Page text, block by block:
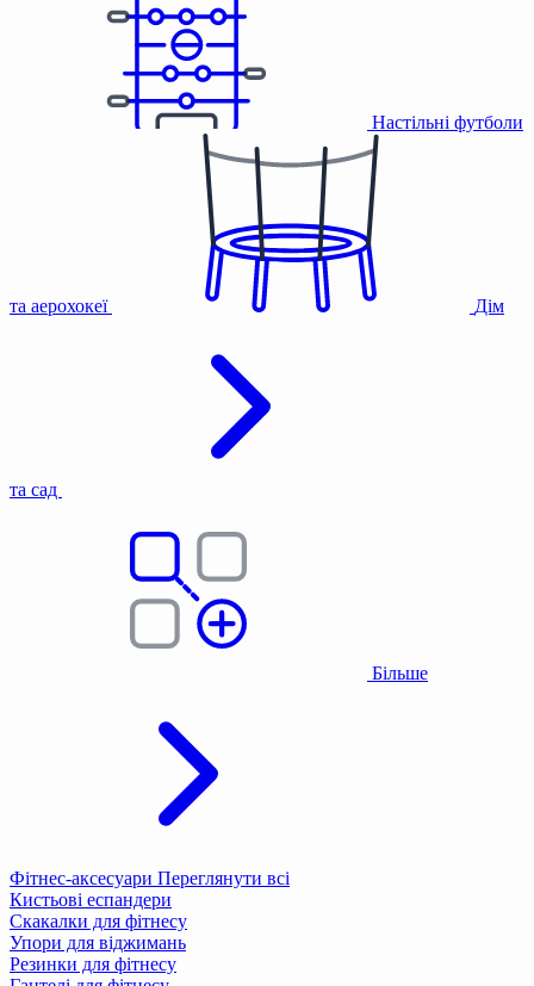
Настільні футболи
та аерохокеї Дім
та сад
Більше
Фітнес-аксесуари Переглянути всі
Кистьові еспандери
Скакалки для фітнесу
Упори для віджимань
Резинки для фітнесу